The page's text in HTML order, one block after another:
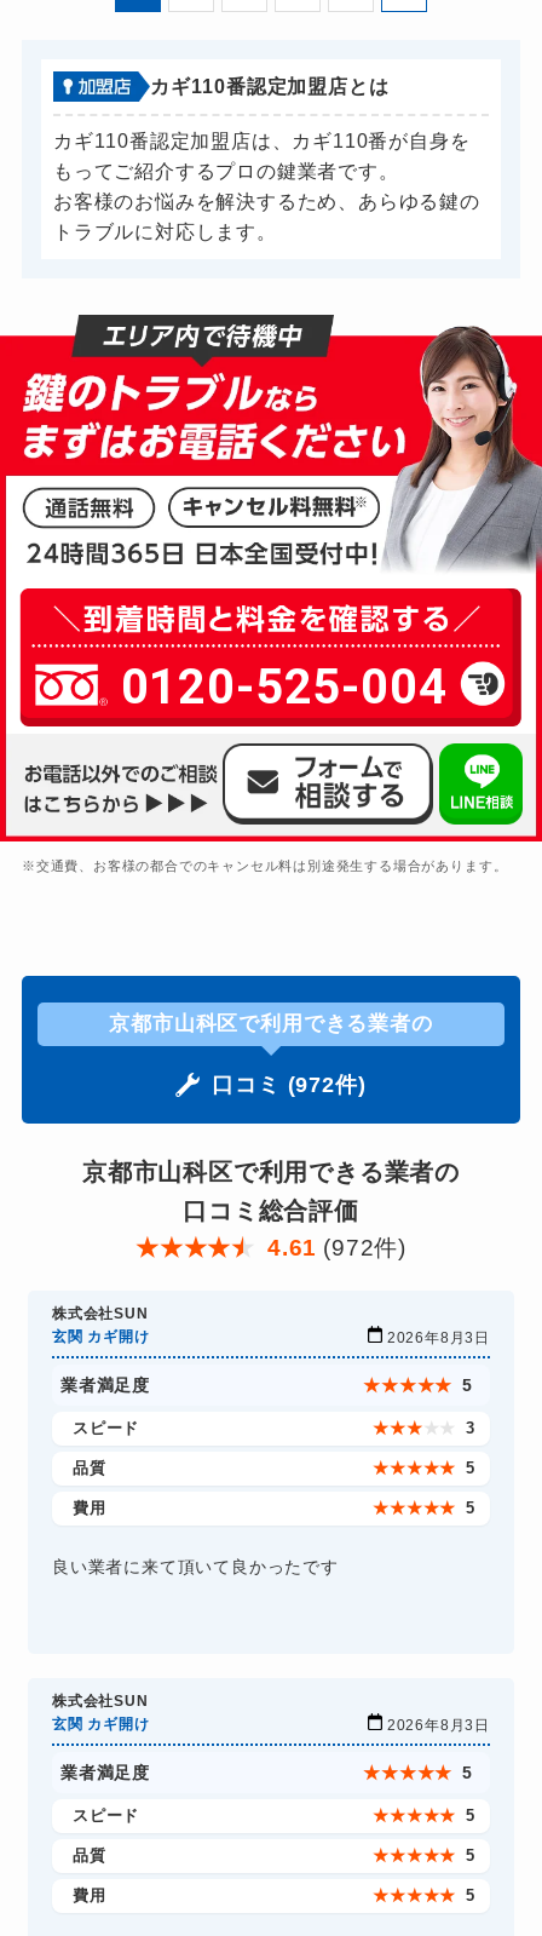
カギ110番認定加盟店とは
カギ110番認定加盟店は、カギ110番が自身を
もってご紹介するプロの鍵業者です。
お客様のお悩みを解決するため、あらゆる鍵の
トラブルに対応します。
0120-525-004
※交通費、お客様の都合でのキャンセル料は別途発生する場合があります。
京都市山科区で利用できる業者の
口コミ (972件)
京都市山科区で利用できる業者の
口コミ総合評価
★★★★★ 4.61 (972件)
株式会社SUN
玄関 カギ開け
2026年8月3日
業者満足度 ★★★★★ 5
スピード ★★★ ★ ★ 3
品質 ★★★★★ 5
費用 ★★★★★ 5
良い業者に来て頂いて良かったです
株式会社SUN
玄関 カギ開け
2026年8月3日
業者満足度 ★★★★★ 5
スピード ★★★★★ 5
品質 ★★★★★ 5
費用 ★★★★★ 5